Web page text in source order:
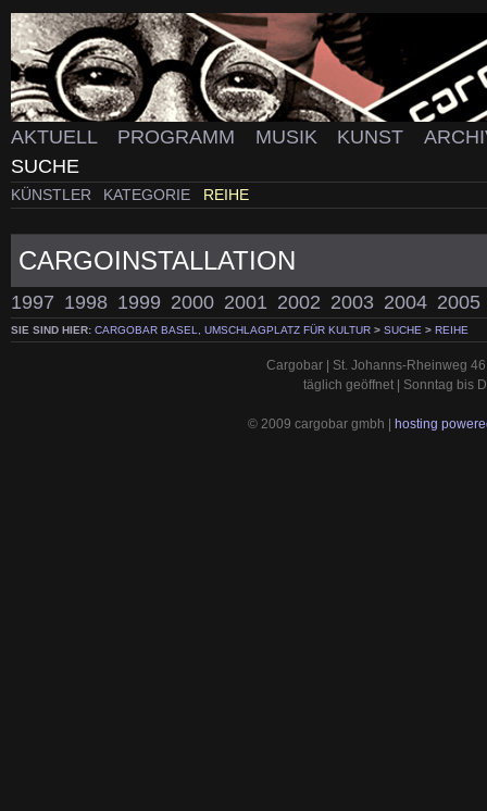
AKTUELL PROGRAMM MUSIK KUNST
SUCHE
KÜNSTLER KATEGORIE REIHE
CARGOINSTALLATION
1997 1998 1999 2000 2001 2002 2003 2004 2005
SIE SIND HIER: CARGOBAR BASEL, UMSCHLAGPLATZ FÜR KULTUR > SUCHE > REIHE
Cargobar | St. Johanns-Rheinweg
täglich geöffnet | Sonntag bis
© 2009 cargobar gmbh | hosting